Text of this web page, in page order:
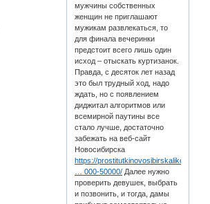
мужчины собственных
женщин не приглашают
мужикам развлекаться, то
для финала вечеринки
предстоит всего лишь один
исход – отыскать куртизанок.
Правда, с десяток лет назад
это был трудный ход, надо
ждать, но с появлением
диджитал алгоритмов или
всемирной паутины все
стало лучше, достаточно
забежать на веб-сайт
Новосибирска
https://prostitutkinovosibirskalike.com
… 000-50000/ Далее нужно
проверить девушек, выбрать
и позвонить, и тогда, дамы